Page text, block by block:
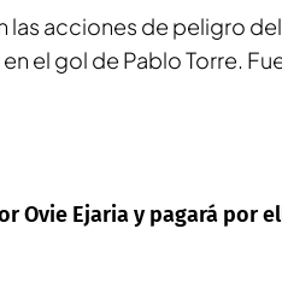
las acciones de peligro
el gol de Pablo Torre.
Ovie Ejaria y pagará por